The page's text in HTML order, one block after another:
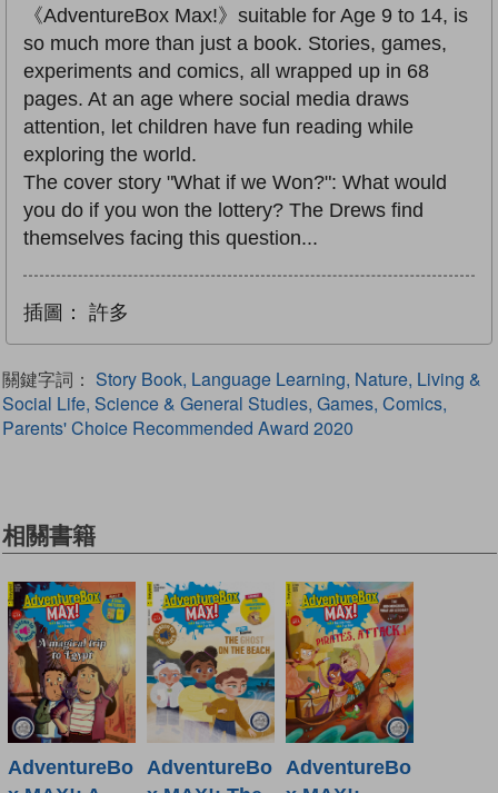
《AdventureBox Max!》suitable for Age 9 to 14, is
so much more than just a book. Stories, games,
experiments and comics, all wrapped up in 68
pages. At an age where social media draws
attention, let children have fun reading while
exploring the world.
The cover story "What if we Won?": What would
you do if you won the lottery? The Drews find
themselves facing this question...
插圖： 許多
關鍵字詞： Story Book, Language Learning, Nature, Living &
Social Life, Science & General Studies, Games, Comics,
Parents' Choice Recommended Award 2020
相關書籍
AdventureBo
AdventureBo
AdventureBo